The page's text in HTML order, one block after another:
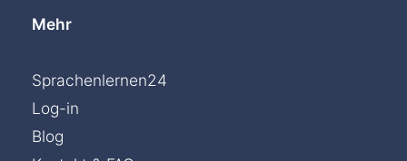
Mehr
Sprachenlernen24
Log-in
Blog